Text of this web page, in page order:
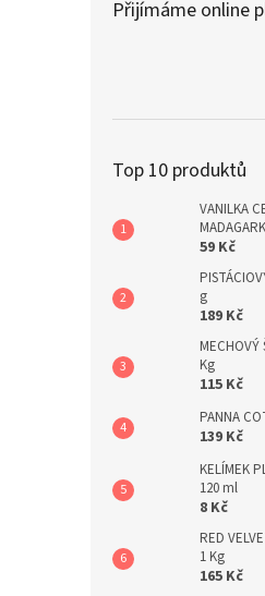
Přijímáme online
Top 10 produktů
VANILKA
59 Kč
g
189 Kč
MECHOVÝ
Kg
115 Kč
PANNA
139 Kč
KELÍMEK
120 ml
8 Kč
RED
1 Kg
165 Kč